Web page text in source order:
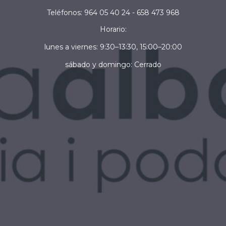
Teléfonos: 964 05 40 24 - 658 473 968
Horario:
lunes a viernes: 9:30–13:30, 15:00–20:00
sábado y domingo: Cerrado